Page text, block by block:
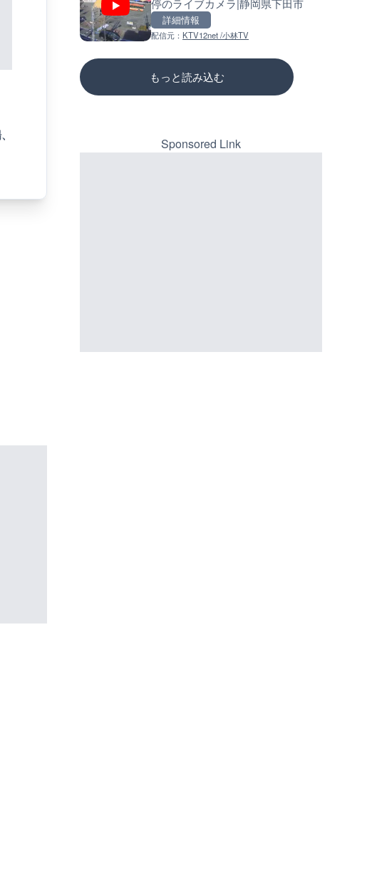
停のライブカメラ|静岡県下田市
詳細情報
配信元： KTV12net /小林TV
もっと読み込む
群馬県高崎市
配信元：
ーチェンジのライブカメラ|広
配信元：
Sponsored Link